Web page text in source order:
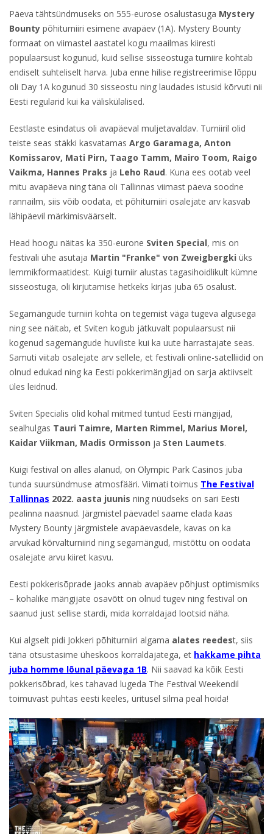
Päeva tähtsündmuseks on 555-eurose osalustasuga Mystery
Bounty põhiturniiri esimene avapäev (1A). Mystery Bounty
formaat on viimastel aastatel kogu maailmas kiiresti
populaarsust kogunud, kuid sellise sisseostuga turniire kohtab
endiselt suhteliselt harva. Juba enne hilise registreerimise lõppu
oli Day 1A kogunud 30 sisseostu ning laudades istusid kõrvuti nii
Eesti regularid kui ka väliskülalised.
Eestlaste esindatus oli avapäeval muljetavaldav. Turniiril olid
teiste seas stäkki kasvatamas Argo Garamaga, Anton
Komissarov, Mati Pirn, Taago Tamm, Mairo Toom, Raigo
Vaikma, Hannes Praks ja Leho Raud. Kuna ees ootab veel
mitu avapäeva ning täna oli Tallinnas viimast päeva soodne
rannailm, siis võib oodata, et põhiturniiri osalejate arv kasvab
lähipäevil märkimisväärselt.
Head hoogu näitas ka 350-eurone Sviten Special, mis on
festivali ühe asutaja Martin "Franke" von Zweigbergki üks
lemmikformaatidest. Kuigi turniir alustas tagasihoidlikult kümne
sisseostuga, oli kirjutamise hetkeks kirjas juba 65 osalust.
Segamängude turniiri kohta on tegemist väga tugeva algusega
ning see näitab, et Sviten kogub jätkuvalt populaarsust nii
kogenud sagemängude huviliste kui ka uute harrastajate seas.
Samuti viitab osalejate arv sellele, et festivali online-satelliidid on
olnud edukad ning ka Eesti pokkerimängijad on sarja aktiivselt
üles leidnud.
Sviten Specialis olid kohal mitmed tuntud Eesti mängijad,
sealhulgas Tauri Taimre, Marten Rimmel, Marius Morel,
Kaidar Viikman, Madis Ormisson ja Sten Laumets.
Kuigi festival on alles alanud, on Olympic Park Casinos juba
tunda suursündmuse atmosfääri. Viimati toimus The Festival
Tallinnas 2022. aasta juunis ning nüüdseks on sari Eesti
pealinna naasnud. Järgmistel päevadel saame elada kaas
Mystery Bounty järgmistele avapäevasdele, kavas on ka
arvukad kõrvalturniirid ning segamängud, mistõttu on oodata
osalejate arvu kiiret kasvu.
Eesti pokkerisõprade jaoks annab avapäev põhjust optimismiks
– kohalike mängijate osavõtt on olnud tugev ning festival on
saanud just sellise stardi, mida korraldajad lootsid näha.
Kui algselt pidi Jokkeri põhiturniiri algama alates reedest, siis
täna otsustasime üheskoos korraldajatega, et hakkame pihta
juba homme lõunal päevaga 1B. Nii saavad ka kõik Eesti
pokkerisõbrad, kes tahavad lugeda The Festival Weekendil
toimuvast puhtas eesti keeles, üritusel silma peal hoida!